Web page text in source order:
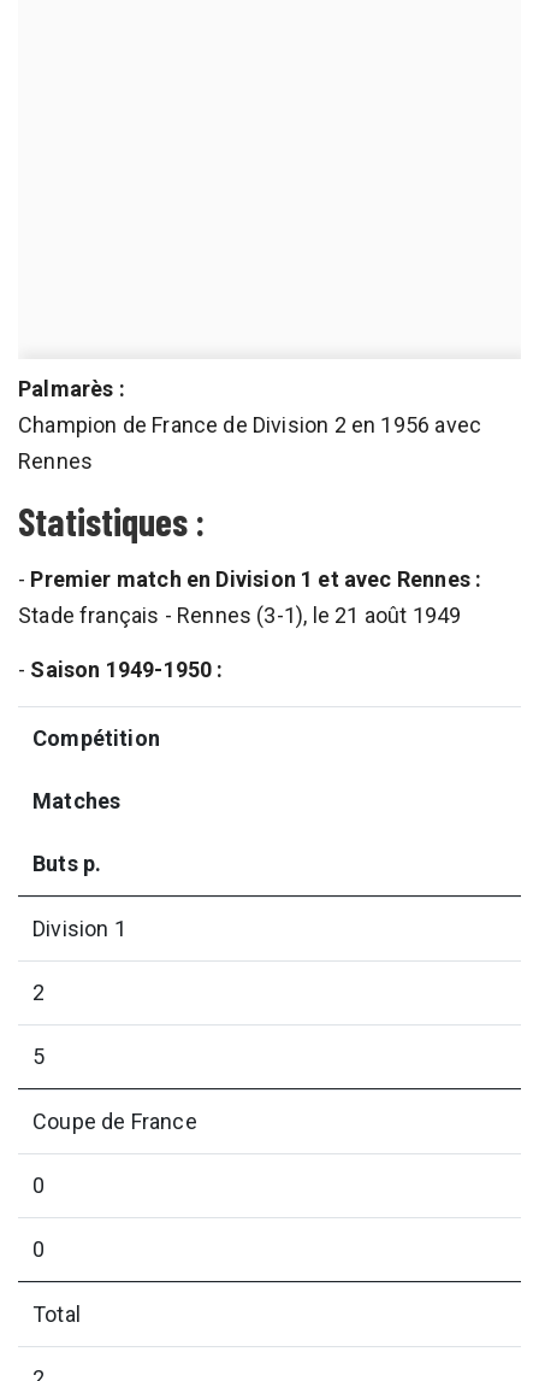
Palmarès :
Champion de France de Division 2 en 1956 avec
Rennes
Statistiques :
- Premier match en Division 1 et avec Rennes :
Stade français - Rennes (3-1), le 21 août 1949
- Saison 1949-1950 :
Compétition
Matches
Buts p.
Division 1
2
5
Coupe de France
0
0
Total